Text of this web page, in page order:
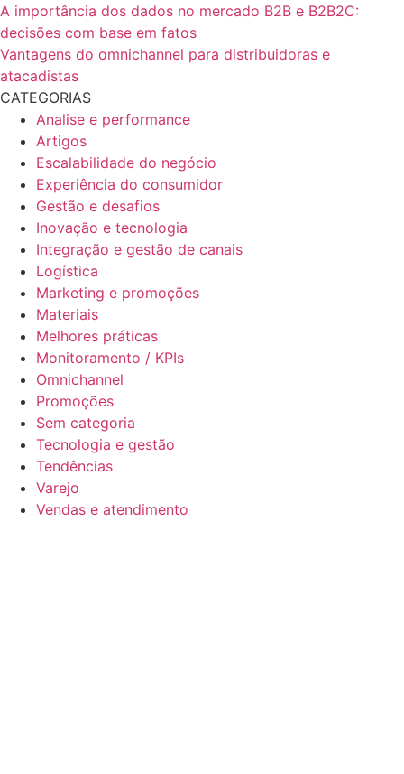
A importância dos dados no mercado B2B e B2B2C:
decisões com base em fatos
Vantagens do omnichannel para distribuidoras e
atacadistas
CATEGORIAS
Analise e performance
Artigos
Escalabilidade do negócio
Experiência do consumidor
Gestão e desafios
Inovação e tecnologia
Integração e gestão de canais
Logística
Marketing e promoções
Materiais
Melhores práticas
Monitoramento / KPIs
Omnichannel
Promoções
Sem categoria
Tecnologia e gestão
Tendências
Varejo
Vendas e atendimento